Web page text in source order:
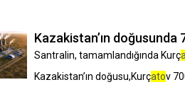
Kazakistan’ın doğusunda
Santralin, tamamlandığında Kurç
Kazakistan’ın doğusu,Kurçatov